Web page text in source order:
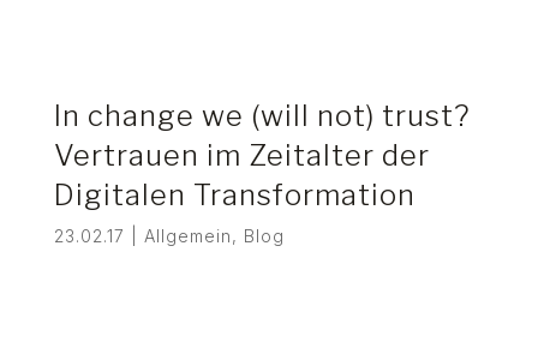
In change we (will not) trust?
Vertrauen im Zeitalter der
Digitalen Transformation
23.02.17 Allgemein, Blog